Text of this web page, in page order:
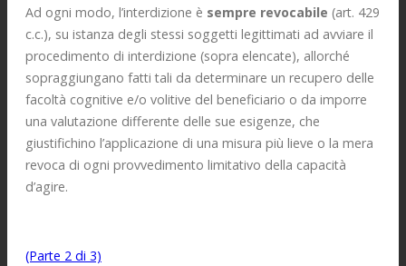
Ad ogni modo, l’interdizione è sempre revocabile (art. 429
c.c.), su istanza degli stessi soggetti legittimati ad avviare il
procedimento di interdizione (sopra elencate), allorché
sopraggiungano fatti tali da determinare un recupero delle
facoltà cognitive e/o volitive del beneficiario o da imporre
una valutazione differente delle sue esigenze, che
giustifichino l’applicazione di una misura più lieve o la mera
revoca di ogni provvedimento limitativo della capacità
d’agire.
(Parte 2 di 3)